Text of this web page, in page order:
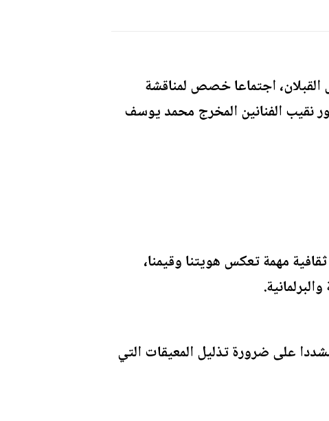
القبلان، اجتماعا خصص لمناقشة
نقيب الفنانين المخرج محمد يوسف
مهمة تعكس هويتنا وقيمنا،
على ضرورة تذليل المعيقات التي